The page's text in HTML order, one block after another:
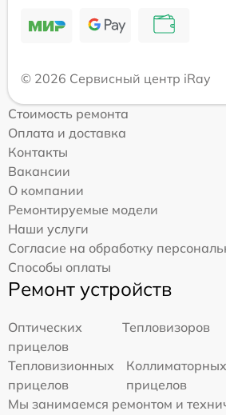
© 2026 Сервисный центр iRay
Стоимость ремонта
Оплата и доставка
Контакты
Вакансии
О компании
Ремонтируемые модели
Наши услуги
Согласие на обработку
Способы оплаты
Ремонт устройств
Оптических
прицелов
Тепловизоров
Тепловизионных
прицелов
Коллиматорных
прицелов
Мы занимаемся ремонтом и